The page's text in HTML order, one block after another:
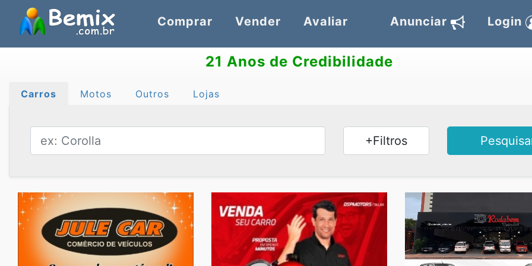
Comprar Vender Avaliar Anunciar Login
21 Anos de Credibilidade
Carros Motos Outros Lojas
+Filtros